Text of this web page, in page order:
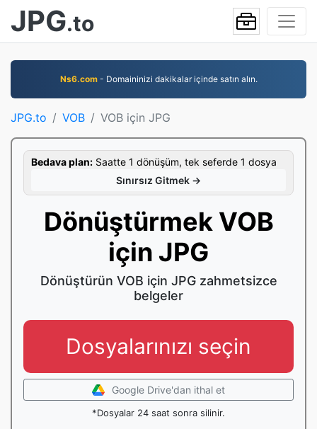
JPG.to
Ns6.com- Domaininizi dakikalar içinde satın alın.
JPG.to VOB VOB için JPG
Bedava plan: Saatte 1 dönüşüm, tek seferde 1 dosya
Sınırsız Gitmek →
Dönüştürmek VOB
için JPG
Dönüştürün VOB için JPG zahmetsizce
belgeler
Dosyalarınızı seçin
Google Drive'dan ithal et
*Dosyalar 24 saat sonra silinir.